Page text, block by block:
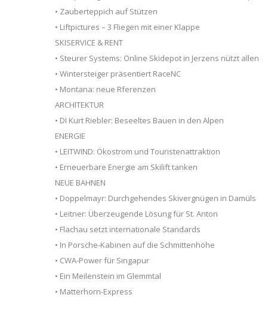
• Zauberteppich auf Stützen
• Liftpictures – 3 Fliegen mit einer Klappe
SKISERVICE & RENT
• Steurer Systems: Online Skidepot in Jerzens nützt allen
• Wintersteiger präsentiert RaceNC
• Montana: neue Rferenzen
ARCHITEKTUR
• DI Kurt Riebler: Beseeltes Bauen in den Alpen
ENERGIE
• LEITWIND: Ökostrom und Touristenattraktion
• Erneuerbare Energie am Skilift tanken
NEUE BAHNEN
• Doppelmayr: Durchgehendes Skivergnügen in Damüls
• Leitner: Überzeugende Lösung für St. Anton
• Flachau setzt internationale Standards
• In Porsche-Kabinen auf die Schmittenhöhe
• CWA-Power für Singapur
• Ein Meilenstein im Glemmtal
• Matterhorn-Express